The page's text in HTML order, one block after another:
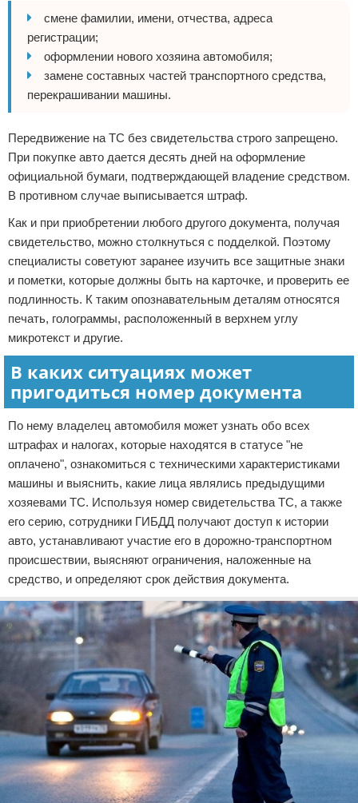
смене фамилии, имени, отчества, адреса
регистрации;
оформлении нового хозяина автомобиля;
замене составных частей транспортного средства,
перекрашивании машины.
Передвижение на ТС без свидетельства строго запрещено.
При покупке авто дается десять дней на оформление
официальной бумаги, подтверждающей владение средством.
В противном случае выписывается штраф.
Как и при приобретении любого другого документа, получая
свидетельство, можно столкнуться с подделкой. Поэтому
специалисты советуют заранее изучить все защитные знаки
и пометки, которые должны быть на карточке, и проверить ее
подлинность. К таким опознавательным деталям относятся
печать, голограммы, расположенный в верхнем углу
микротекст и другие.
В каких ситуациях может
пригодиться номер документа
По нему владелец автомобиля может узнать обо всех
штрафах и налогах, которые находятся в статусе "не
оплачено", ознакомиться с техническими характеристиками
машины и выяснить, какие лица являлись предыдущими
хозяевами ТС. Используя номер свидетельства ТС, а также
его серию, сотрудники ГИБДД получают доступ к истории
авто, устанавливают участие его в дорожно-транспортном
происшествии, выясняют ограничения, наложенные на
средство, и определяют срок действия документа.